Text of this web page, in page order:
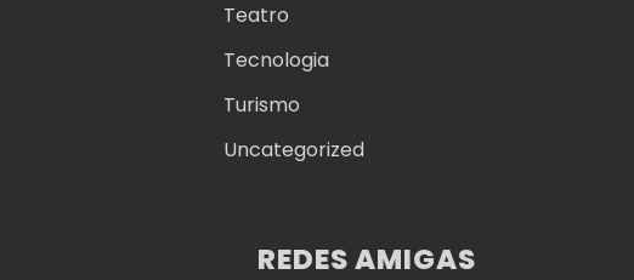
Teatro
Tecnologia
Turismo
Uncategorized
REDES AMIGAS